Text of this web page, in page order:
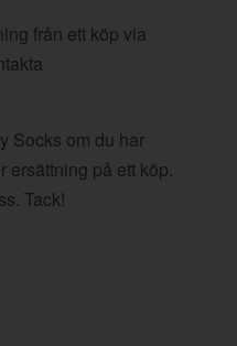
från ett köp via
Socks om du har
ersättning på ett köp.
Tack!